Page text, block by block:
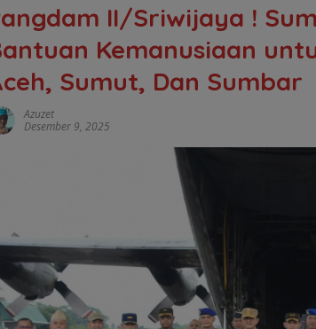
II/Sriwijaya !
Kemanusiaan
Sumut, Dan Sumbar
Azuzet
Desember 9, 2025